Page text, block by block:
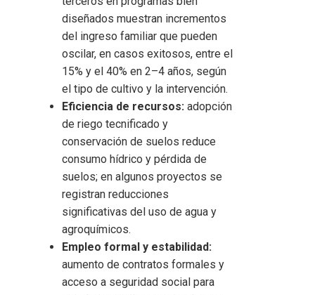
diseñados muestran incrementos
del ingreso familiar que pueden
oscilar, en casos exitosos, entre el
15% y el 40% en 2–4 años, según
el tipo de cultivo y la intervención.
Eficiencia de recursos: adopción
de riego tecnificado y
conservación de suelos reduce
consumo hídrico y pérdida de
suelos; en algunos proyectos se
registran reducciones
significativas del uso de agua y
agroquímicos.
Empleo formal y estabilidad:
aumento de contratos formales y
acceso a seguridad social para